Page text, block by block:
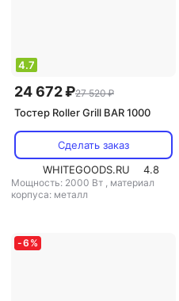
4.7
24 672 ₽27 520 ₽
Тостер Roller Grill BAR 1000
Сделать заказ
WHITEGOODS.RU
4.8
Мощность: 2000 Вт , материал
корпуса: металл
-6 %